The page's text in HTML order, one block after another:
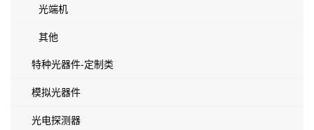
光端机
其他
特种光器件-定制类
模拟光器件
光电探测器